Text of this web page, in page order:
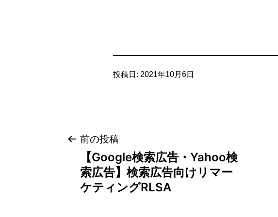
投稿日: 2021年10月6日
投
ナ
前の投稿
【Google検索広告・Yahoo検
索広告】検索広告向けリマー
ケティングRLSA